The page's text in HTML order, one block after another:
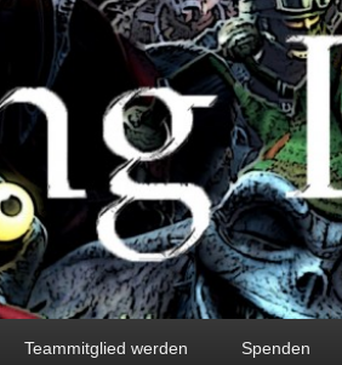
Teammitglied werden Spenden